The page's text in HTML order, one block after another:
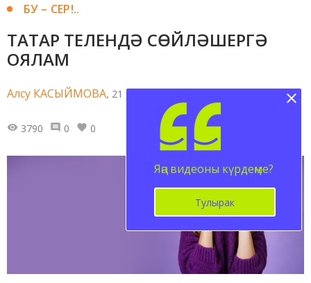
БУ – СЕР!..
ТАТАР ТЕЛЕНДӘ СӨЙЛӘШЕРГӘ
ОЯЛАМ
Алсу КАСЫЙМОВА, 21 января 2025 - 13:07
3790 0 0
Яңа видеоны күрдеңме?
Тулырак